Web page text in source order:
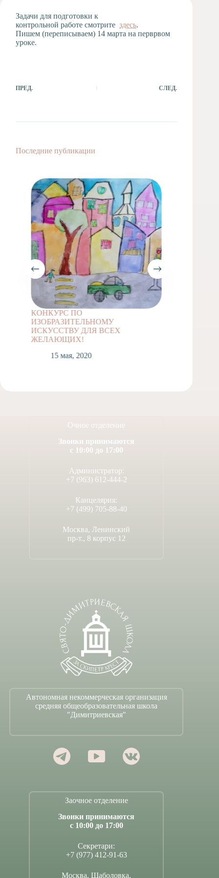
студия
Музыкальное
Задачи для подготовки к
контрольной работе смотрите здесь.
Пишем (переписываем) 14 марта на перврвом
уроке.
ПРЕД. СЛЕД.
Последние публикации
КОНКУРС ПО
ИЗОБРАЗИТЕЛЬНОМУ
ИСКУССТВУ ДЛЯ ВСЕХ
ЖЕЛАЮЩИХ!
15 мая, 2020
Очное отделение
Звонки принимаются
с 10:00 до 17:00
Администратор:
+7 (963) 612-444-2
Канцелярия:
+7 (499) 705-88-40
Москва, Ленинский
пр-т., 8 корпус 12
Автономная некоммерческая организация
средняя общеобразовательная школа
"Димитриевская"
Заочное отделение
Звонки принимаются
с 10:00 до 17:00
Секретари:
+7 (977) 412-91-63
Москва, Шаболовка,